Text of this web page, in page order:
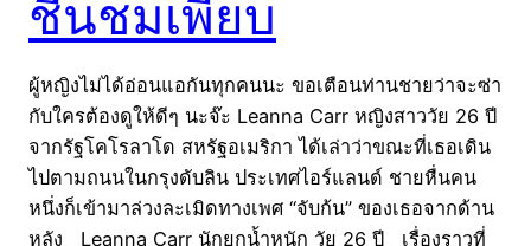
ชื่นชมเพียบ
ผู้หญิงไม่ได้อ่อนแอกันทุกคนนะ ขอเตือนท่านชายว่าจะซ่า
กับใครต้องดูให้ดีๆ นะจ๊ะ Leanna Carr หญิงสาววัย 26 ปี
จากรัฐโคโรลาโด สหรัฐอเมริกา ได้เล่าว่าขณะที่เธอเดิน
ไปตามถนนในกรุงดับลิน ประเทศไอร์แลนด์ ชายหื่นคน
หนึ่งก็เข้ามาล่วงละเมิดทางเพศ “จับก้น” ของเธอจากด้าน
หลัง Leanna Carr นักยกน้ำหนัก วัย 26 ปี เรื่องราวที่